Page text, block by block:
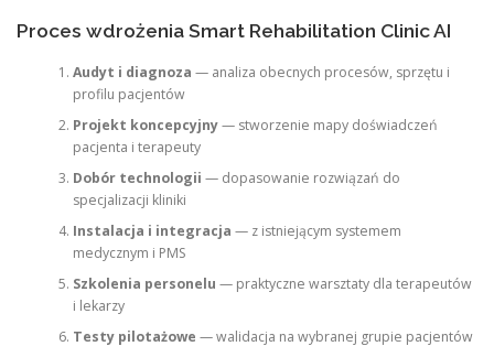
Proces wdrożenia Smart Rehabilitation Clinic AI
Audyt i diagnoza — analiza obecnych procesów, sprzętu i
profilu pacjentów
Projekt koncepcyjny— stworzenie mapy doświadczeń
pacjenta i terapeuty
Dobór technologii — dopasowanie rozwiązań do
specjalizacji kliniki
Instalacja i integracja — z istniejącym systemem
medycznym i PMS
Szkolenia personelu — praktyczne warsztaty dla terapeutów
i lekarzy
Testy pilotażowe — walidacja na wybranej grupie pacjentów